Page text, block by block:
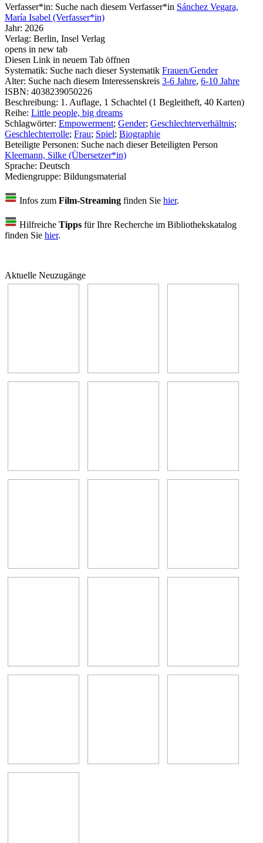
Verfasser*in: Suche nach diesem Verfasser*in Sánchez Vegara,
María Isabel (Verfasser*in)
Jahr: 2026
Verlag: Berlin, Insel Verlag
opens in new tab
Diesen Link in neuem Tab öffnen
Systematik: Suche nach dieser Systematik Frauen/Gender
Alter: Suche nach diesem Interessenskreis 3-6 Jahre, 6-10 Jahre
ISBN: 4038239050226
Beschreibung: 1. Auflage, 1 Schachtel (1 Begleitheft, 40 Karten)
Reihe: Little people, big dreams
Schlagwörter: Empowerment; Gender; Geschlechterverhältnis;
Geschlechterrolle; Frau; Spiel; Biographie
Beteiligte Personen: Suche nach dieser Beteiligten Person
Kleemann, Silke (Übersetzer*in)
Sprache: Deutsch
Mediengruppe: Bildungsmaterial
Infos zum Film-Streaming finden Sie hier.
Hilfreiche Tipps für Ihre Recherche im Bibliothekskatalog
finden Sie hier.
Aktuelle Neuzugänge